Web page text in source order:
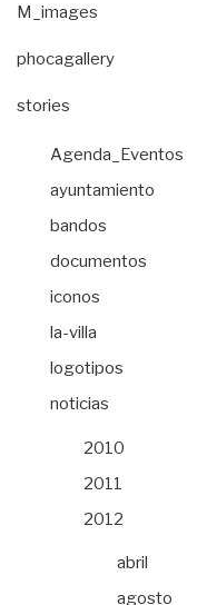
M_images
phocagallery
stories
Agenda_Eventos
ayuntamiento
bandos
documentos
iconos
la-villa
logotipos
noticias
2010
2011
2012
abril
agosto